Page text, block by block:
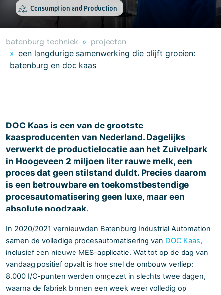
Consumption and Production
batenburg techniek
projecten
een langdurige samenwerking die blijft groeien:
batenburg en doc kaas
DOC Kaas is een van de grootste
kaasproducenten van Nederland. Dagelijks
verwerkt de productielocatie aan het Zuivelpark
in Hoogeveen 2 miljoen liter rauwe melk, een
proces dat geen stilstand duldt. Precies daarom
is een betrouwbare en toekomstbestendige
procesautomatisering geen luxe, maar een
absolute noodzaak.
In 2020/2021 vernieuwden Batenburg Industrial Automation
samen de volledige procesautomatisering van DOC Kaas,
inclusief een nieuwe MES-applicatie. Wat tot op de dag van
vandaag positief opvalt is hoe snel de ombouw verliep:
8.000 I/O-punten werden omgezet in slechts twee dagen,
waarna de fabriek binnen een week weer volledig op